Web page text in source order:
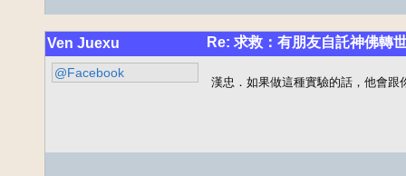
Ven Juexu Re: 求救：有朋友自託神佛轉
@Facebook
漢忠．如果做這種實驗的話，他會跟